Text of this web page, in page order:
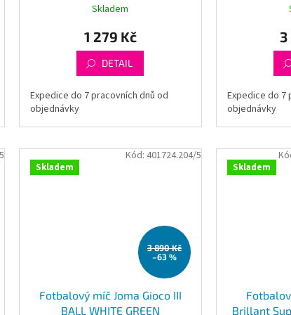
Skladem
1 279 Kč
DETAIL
Expedice do 7 pracovních dnů od
objednávky
3
Expedice do 7
objednávky
Skladem
3 890 Kč
–63 %
Fotbalový míč Joma Gioco III
BALL WHITE GREEN
Kód: 401724.204/5
Skladem
Brillant